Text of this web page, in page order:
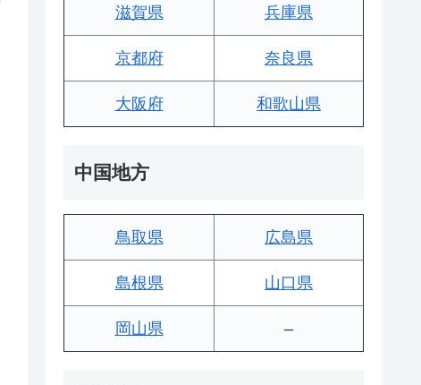
滋賀県 兵庫県
京都府 奈良県
大阪府 和歌山県
中国地方
鳥取県 広島県
島根県 山口県
岡山県 –